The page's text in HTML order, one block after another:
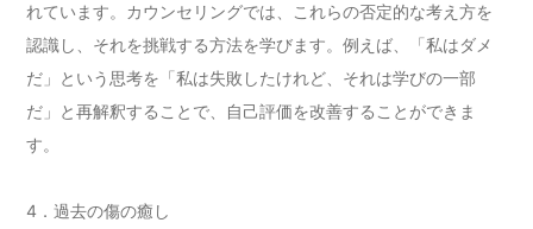
れています。カウンセリングでは、これらの否定的な考え方を
認識し、それを挑戦する方法を学びます。例えば、「私はダメ
だ」という思考を「私は失敗したけれど、それは学びの一部
だ」と再解釈することで、自己評価を改善することができま
す。
4．過去の傷の癒し